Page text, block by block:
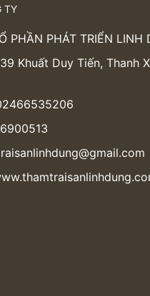
TY
PHẦN PHÁT TRIỂN LINH
Khuất Duy Tiến, Thanh